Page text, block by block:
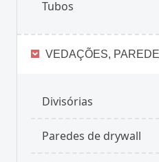
Tubos
VEDAÇÕES,
Divisórias
Paredes de drywall